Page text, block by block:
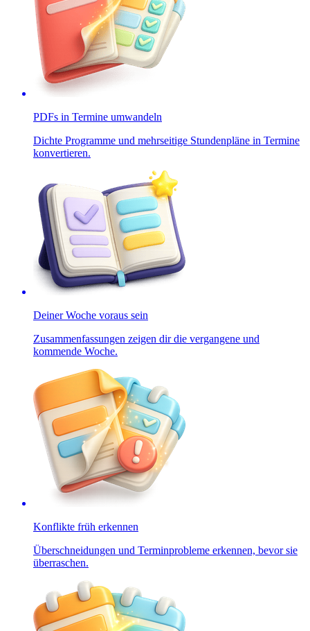
PDFs in Termine umwandeln
Dichte Programme und mehrseitige Stundenpläne in Termine
konvertieren.
Deiner Woche voraus sein
Zusammenfassungen zeigen dir die vergangene und
kommende Woche.
Konflikte früh erkennen
Überschneidungen und Terminprobleme erkennen, bevor sie
überraschen.